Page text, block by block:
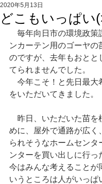
どこもいっぱい
2020年5月13日
毎年向日市の環境政策
ンカーテン用のゴーヤの
のですが、去年もおとと
てられませんでした。
今年こそ！と先日最大
をいただいてきました。
昨日、いただいた苗を
めに、屋外で通路が広く
られそうなホームセンタ
ンターを買い出しに行
今はみんな考えることが
いうところは人がいっぱ